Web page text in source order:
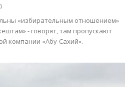
«избирательным отношением»
- говорят, там пропускают
компании «Абу-Сахий».